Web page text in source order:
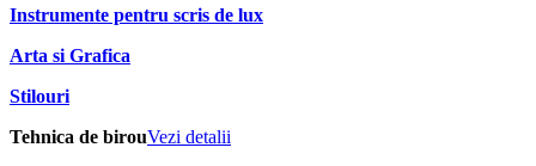
Instrumente pentru scris de lux
Arta si Grafica
Stilouri
Tehnica de birouVezi detalii